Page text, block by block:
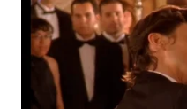
desempenhe seu papel
qualquer situação
observar como uma
tanto alívio imediato
estresse e as angústias